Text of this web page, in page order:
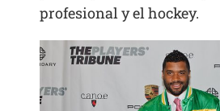
profesional y el hockey.